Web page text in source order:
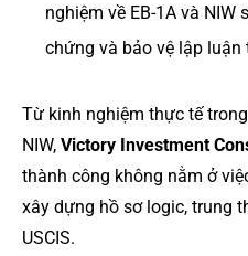
nghiệm về EB-1A và NIW
chứng và bảo vệ lập luận
Từ kinh nghiệm thực tế
NIW, Victory Investment
thành công không nằm ở
xây dựng hồ sơ logic, trung
USCIS.